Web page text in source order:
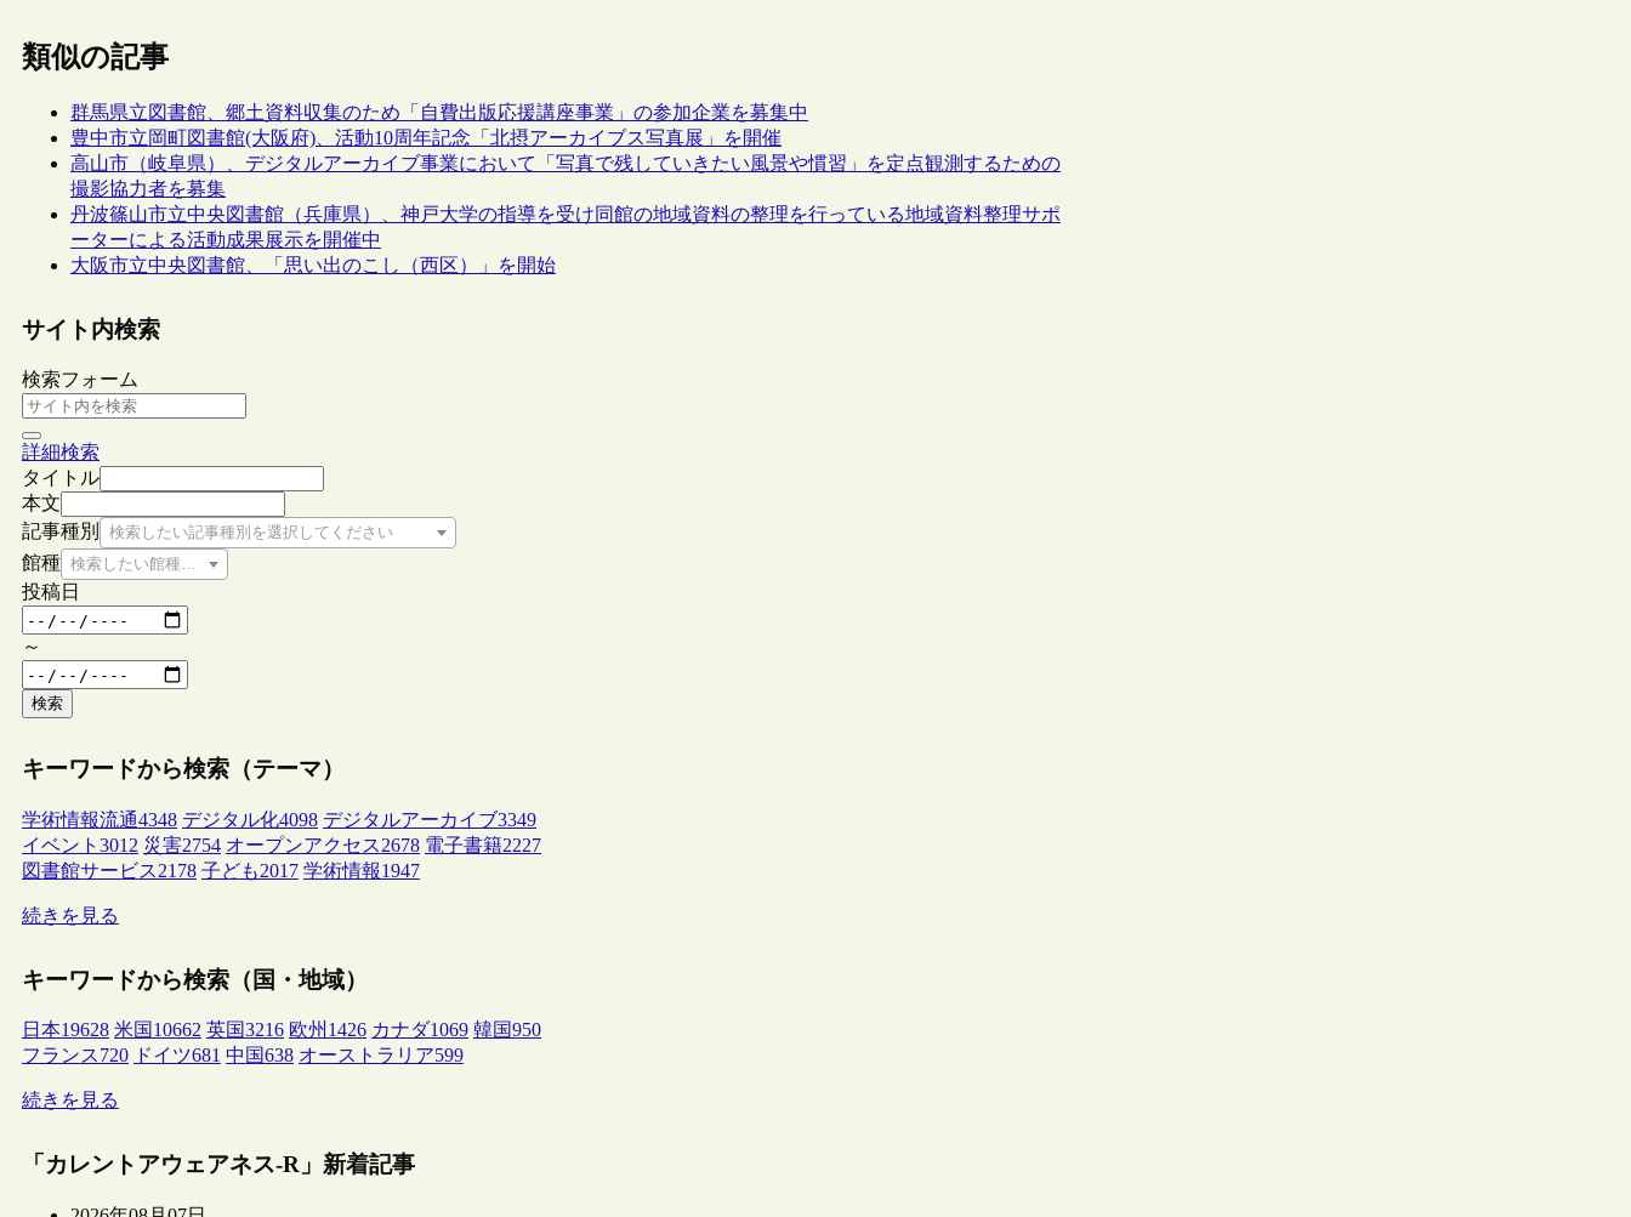
類似の記事
群馬県立図書館、郷土資料収集のため「自費出版応援講座事業」の参加企業を募集中
豊中市立岡町図書館(大阪府)、活動10周年記念「北摂アーカイブス写真展」を開催
高山市（岐阜県）、デジタルアーカイブ事業において「写真で残していきたい風景や慣習」を定点観測するための
撮影協力者を募集
丹波篠山市立中央図書館（兵庫県）、神戸大学の指導を受け同館の地域資料の整理を行っている地域資料整理サポ
ーターによる活動成果展示を開催中
大阪市立中央図書館、「思い出のこし（西区）」を開始
サイト内検索
検索フォーム
詳細検索
タイトル
本文
記事種別
検索したい記事種別を選択してください
館種 検索したい館種を選択してください
投稿日
～
検索
キーワードから検索（テーマ）
学術情報流通4348 デジタル化4098 デジタルアーカイブ3349
イベント 3012 災害2754 オープンアクセス2678 電子書籍2227
図書館サービス2178 子ども2017 学術情報1947
続きを見る
キーワードから検索（国・地域）
日本19628 米国 10662 英国3216 欧州 1426 カナダ1069 韓国950
フランス720 ドイツ681 中国638 オーストラリア599
続きを見る
「カレントアウェアネス-R」新着記事